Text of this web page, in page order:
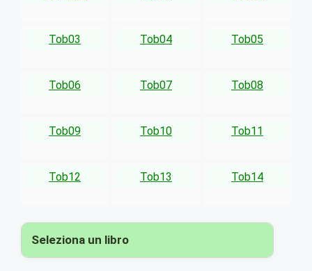
Tob03 Tob04 Tob05
Tob06 Tob07 Tob08
Tob09 Tob10 Tob11
Tob12 Tob13 Tob14
Seleziona un libro